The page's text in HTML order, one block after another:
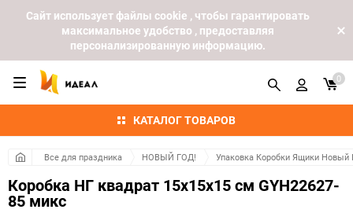
Cайт использует файлы cookie , чтобы гарантировать
максимальное удобство , предоставляя
персонализированную информацию.
КАТАЛОГ ТОВАРОВ
0
Все для праздника НОВЫЙ ГОД! Упаковка Коробки Ящики Новый
Коробка НГ квадрат 15х15х15 см GYH22627-
85 микс